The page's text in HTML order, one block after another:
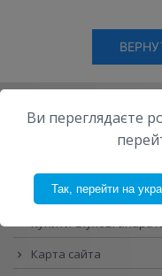
Каталог слухових
Карта сайта
Ви переглядаєте
Так, перейти на